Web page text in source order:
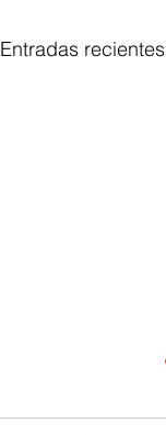
Entradas recientes